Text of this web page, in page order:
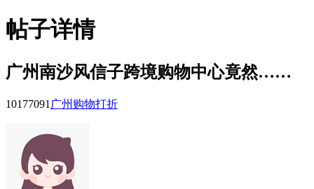
帖子详情
广州南沙风信子跨境购物中心竟然……
10177091 广州购物打折